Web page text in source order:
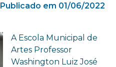
Publicado em 01/06/2022
A Escola Municipal de
Artes Professor
Washington Luiz José